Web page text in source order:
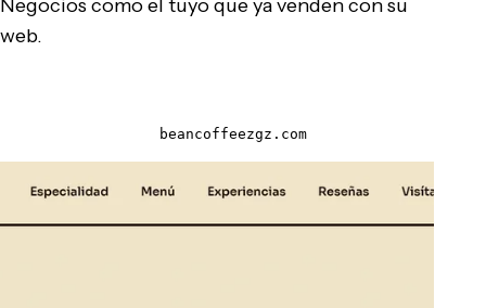
Negocios como el tuyo que ya venden con su
web.
beancoffeezgz.com